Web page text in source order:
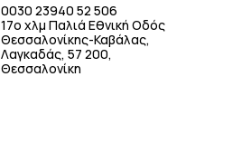
0030 23940 52 506
17o χλμ Παλιά Εθνική Οδός
Θεσσαλονίκης-Καβάλας,
Λαγκαδάς, 57 200,
Θεσσαλονίκη